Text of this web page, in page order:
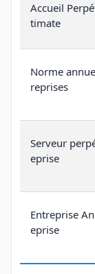
Accueil
timate
Norme
reprises
Serveur
eprise
Entreprise
eprise